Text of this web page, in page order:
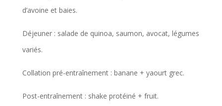
d’avoine et baies.
Déjeuner : salade de quinoa, saumon, avocat, légumes
variés.
Collation pré-entraînement : banane + yaourt grec.
Post-entraînement : shake protéiné + fruit.